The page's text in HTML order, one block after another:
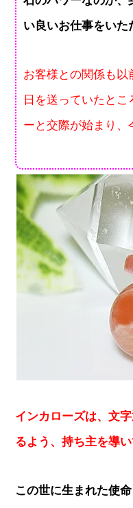
い良いお仕事をいた
お客様との関係も
日を送っていたと
ーと交際が始まり、
インカローズは、文
るよう、持ち主を導
この世に生まれた使